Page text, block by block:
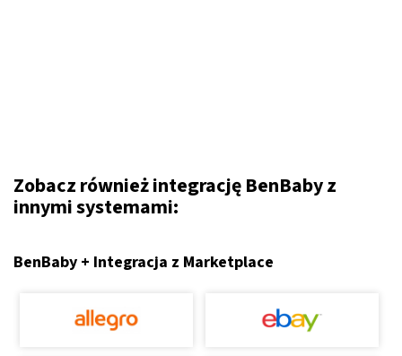
Zobacz również integrację BenBaby z
innymi systemami:
BenBaby + Integracja z Marketplace